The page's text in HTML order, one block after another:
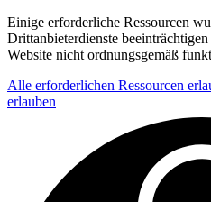
Einige erforderliche Ressourcen
Drittanbieterdienste
Website nicht ordnungsgemäß
Alle erforderlichen Ressourcen
erlauben